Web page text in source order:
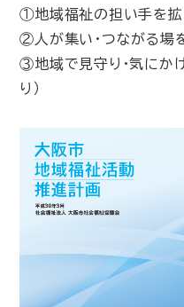
①地域福祉の担い手を拡
②人が集い・つながる場
③地域で見守り・気にか
り）